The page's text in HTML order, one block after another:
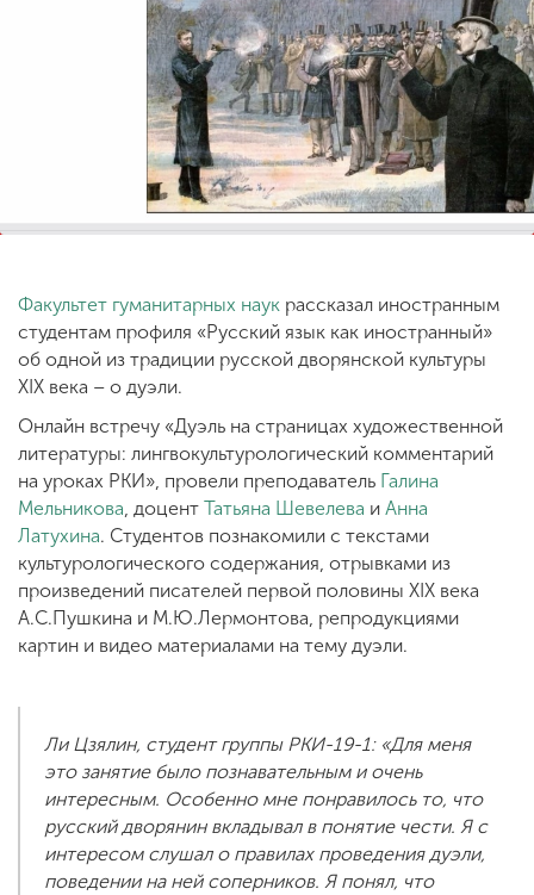
Сведения об
образовательной
организации
SPN CHI
комиссия
+7 (831) 262-26-20
Факультет гуманитарных наук рассказал иностранным
студентам профиля «Русский язык как иностранный»
об одной из традиции русской дворянской культуры
XIX века – о дуэли.
Онлайн встречу «Дуэль на страницах художественной
литературы: лингвокультурологический комментарий
на уроках РКИ», провели преподаватель Галина
Мельникова, доцент Татьяна Шевелева и Анна
Латухина. Студентов познакомили с текстами
культурологического содержания, отрывками из
произведений писателей первой половины XIX века
А.С.Пушкина и М.Ю.Лермонтова, репродукциями
картин и видео материалами на тему дуэли.
Ли Цзялин, студент группы РКИ-19-1: «Для меня
это занятие было познавательным и очень
интересным. Особенно мне понравилось то, что
русский дворянин вкладывал в понятие чести. Я с
интересом слушал о правилах проведения дуэли,
поведении на ней соперников. Я понял, что